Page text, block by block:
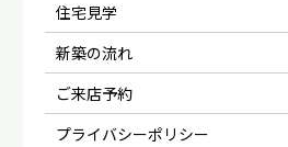
住宅見学
新築の流れ
ご来店予約
プライバシーポリシー